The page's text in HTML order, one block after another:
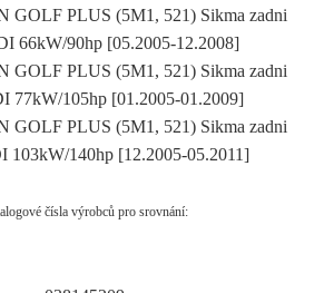
GOLF PLUS (5M1, 521) Sikma zadni
66kW/90hp [05.2005-12.2008]
GOLF PLUS (5M1, 521) Sikma zadni
77kW/105hp [01.2005-01.2009]
GOLF PLUS (5M1, 521) Sikma zadni
103kW/140hp [12.2005-05.2011]
čísla výrobců pro srovnání: